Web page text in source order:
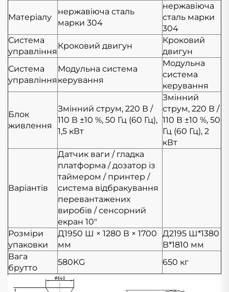
Матеріалу
нержавіюча сталь
марки 304
нержавіюча
сталь марки
304
Система
управління
Кроковий двигун
Кроковий
двигун
Система
управління
Модульна система
керування
Модульна
система
керування
Блок
живлення
Змінний струм, 220 В /
110 В ±10 %, 50 Гц (60 Гц),
1,5 кВт
Змінний
струм, 220 В /
110 В ±10 %, 50
Гц (60 Гц), 2
кВт
Варіантів
Датчик ваги / гладка
платформа / дозатор із
таймером / принтер /
система відбракування
перевантажених
виробів / сенсорний
екран 10"
Розміри
упаковки
Д1950 Ш × 1280 В × 1700
мм
Д2195 Ш*1380
В*1810 мм
Вага
брутто
580KG 650 кг